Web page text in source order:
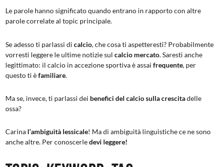
Le parole hanno significato quando entrano in rapporto con altre
parole correlate al topic principale.
Se adesso ti parlassi di calcio, che cosa ti aspetteresti? Probabilmente
vorresti leggere le ultime notizie sul calcio mercato. Saresti anche
legittimato: il calcio in accezione sportiva è assai frequente, per
questo ti èfamiliare.
Ma se, invece, ti parlassi dei benefici del calcio sulla crescitadelle
ossa?
Carina l’ambiguità lessicale! Ma di ambiguità linguistiche ce ne sono
anche altre. Per conoscerledevi leggere!